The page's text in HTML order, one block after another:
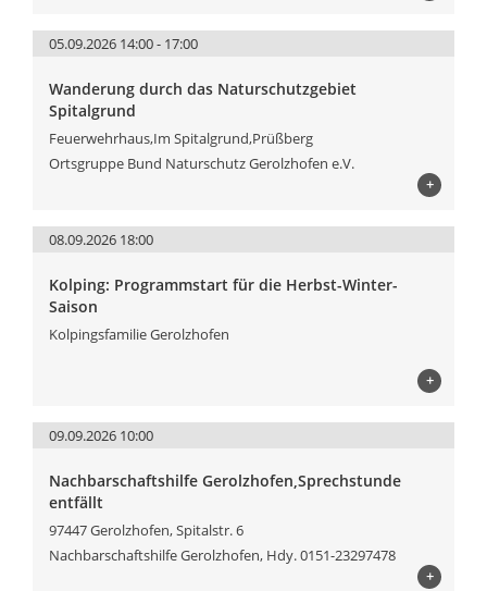
05.09.2026 14:00 - 17:00
Wanderung durch das Naturschutzgebiet
Spitalgrund
Feuerwehrhaus,Im Spitalgrund,Prüßberg
Ortsgruppe Bund Naturschutz Gerolzhofen e.V.
+
08.09.2026 18:00
Kolping: Programmstart für die Herbst-Winter-
Saison
Kolpingsfamilie Gerolzhofen
+
09.09.2026 10:00
Nachbarschaftshilfe Gerolzhofen,Sprechstunde
entfällt
97447 Gerolzhofen, Spitalstr. 6
Nachbarschaftshilfe Gerolzhofen, Hdy. 0151-23297478
+